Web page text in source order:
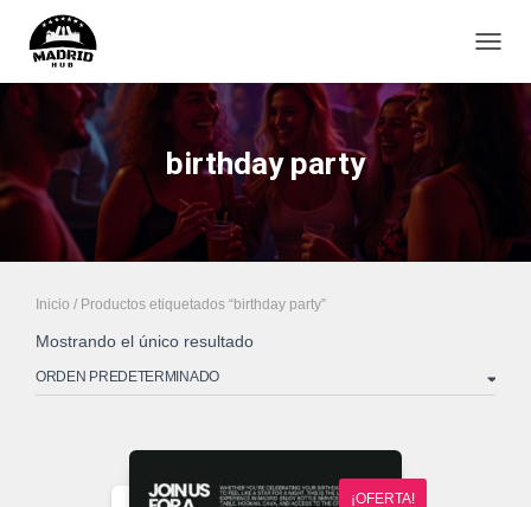
birthday party
Inicio / Productos etiquetados “birthday party”
Mostrando el único resultado
¡OFERTA!